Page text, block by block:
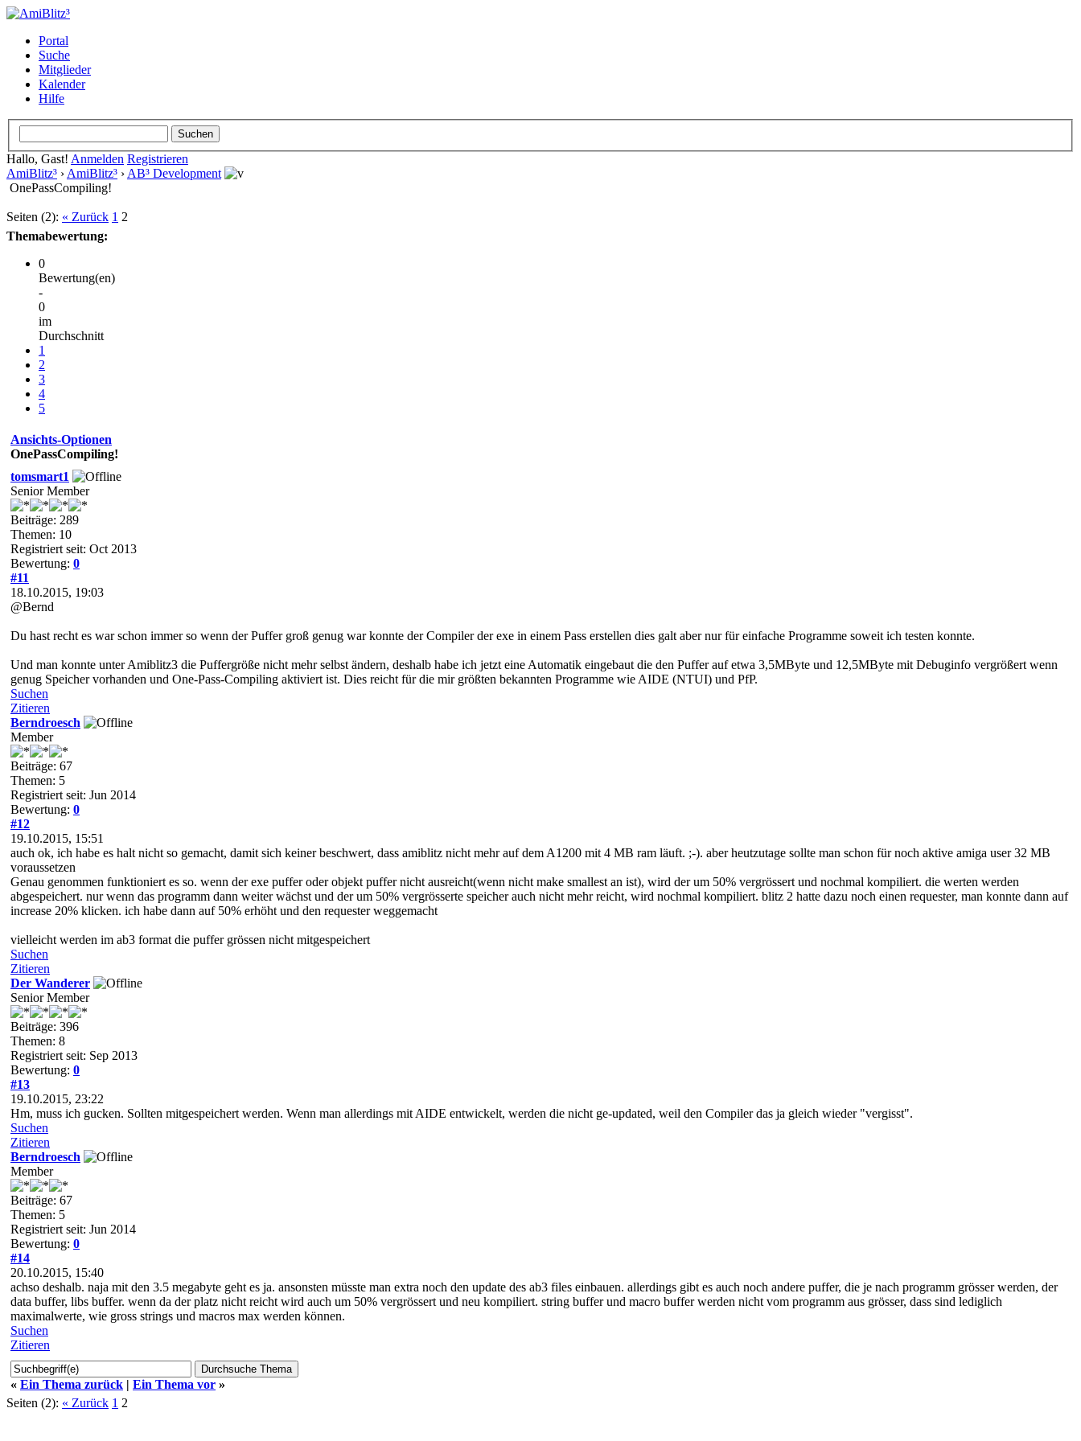
Portal
Suche
Mitglieder
Kalender
Hilfe
Hallo, Gast! Anmelden Registrieren
AmiBlitz³ › AmiBlitz³ › AB³ Development
OnePassCompiling!
Seiten (2): « Zurück 1 2
Themabewertung:
0
Bewertung(en)
-
0
im
Durchschnitt
1
2
3
4
5
Ansichts-Optionen
OnePassCompiling!
tomsmart1
Senior Member
Beiträge: 289
Themen: 10
Registriert seit: Oct 2013
Bewertung: 0
#11
18.10.2015, 19:03
@Bernd
Du hast recht es war schon immer so wenn der Puffer groß genug war konnte der Compiler der exe in einem Pass erstellen dies galt aber nur für einfache Programme soweit ich testen konnte.
Und man konnte unter Amiblitz3 die Puffergröße nicht mehr selbst ändern, deshalb habe ich jetzt eine Automatik eingebaut die den Puffer auf etwa 3,5MByte und 12,5MByte mit Debuginfo vergrößert wenn
genug Speicher vorhanden und One-Pass-Compiling aktiviert ist. Dies reicht für die mir größten bekannten Programme wie AIDE (NTUI) und PfP.
Suchen
Zitieren
Berndroesch
Member
Beiträge: 67
Themen: 5
Registriert seit: Jun 2014
Bewertung: 0
#12
19.10.2015, 15:51
auch ok, ich habe es halt nicht so gemacht, damit sich keiner beschwert, dass amiblitz nicht mehr auf dem A1200 mit 4 MB ram läuft. ;-). aber heutzutage sollte man schon für noch aktive amiga user 32 MB
voraussetzen
Genau genommen funktioniert es so. wenn der exe puffer oder objekt puffer nicht ausreicht(wenn nicht make smallest an ist), wird der um 50% vergrössert und nochmal kompiliert. die werten werden
abgespeichert. nur wenn das programm dann weiter wächst und der um 50% vergrösserte speicher auch nicht mehr reicht, wird nochmal kompiliert. blitz 2 hatte dazu noch einen requester, man konnte dann auf
increase 20% klicken. ich habe dann auf 50% erhöht und den requester weggemacht
vielleicht werden im ab3 format die puffer grössen nicht mitgespeichert
Suchen
Zitieren
Der Wanderer
Senior Member
Beiträge: 396
Themen: 8
Registriert seit: Sep 2013
Bewertung: 0
#13
19.10.2015, 23:22
Hm, muss ich gucken. Sollten mitgespeichert werden. Wenn man allerdings mit AIDE entwickelt, werden die nicht ge-updated, weil den Compiler das ja gleich wieder "vergisst".
Suchen
Zitieren
Berndroesch
Member
Beiträge: 67
Themen: 5
Registriert seit: Jun 2014
Bewertung: 0
#14
20.10.2015, 15:40
achso deshalb. naja mit den 3.5 megabyte geht es ja. ansonsten müsste man extra noch den update des ab3 files einbauen. allerdings gibt es auch noch andere puffer, die je nach programm grösser werden, der
data buffer, libs buffer. wenn da der platz nicht reicht wird auch um 50% vergrössert und neu kompiliert. string buffer und macro buffer werden nicht vom programm aus grösser, dass sind lediglich
maximalwerte, wie gross strings und macros max werden können.
Suchen
Zitieren
« Ein Thema zurück | Ein Thema vor »
Seiten (2): « Zurück 1 2